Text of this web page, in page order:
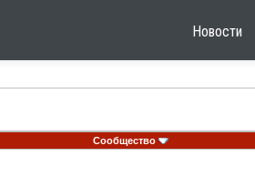
Новости
Сообщество